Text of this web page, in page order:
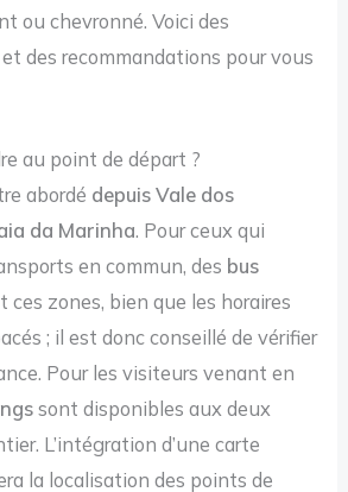
ou chevronné. Voici des
des recommandations pour vous
au point de départ ?
abordé depuis Vale dos
da Marinha. Pour ceux qui
en commun, des bus
ces zones, bien que les horaires
; il est donc conseillé de vérifier
Pour les visiteurs venant en
sont disponibles aux deux
L’intégration d’une carte
la localisation des points de